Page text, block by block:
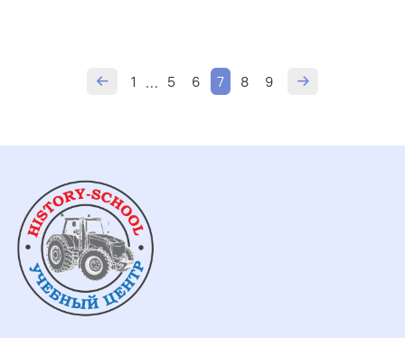
1 … 5 6 7 8 9